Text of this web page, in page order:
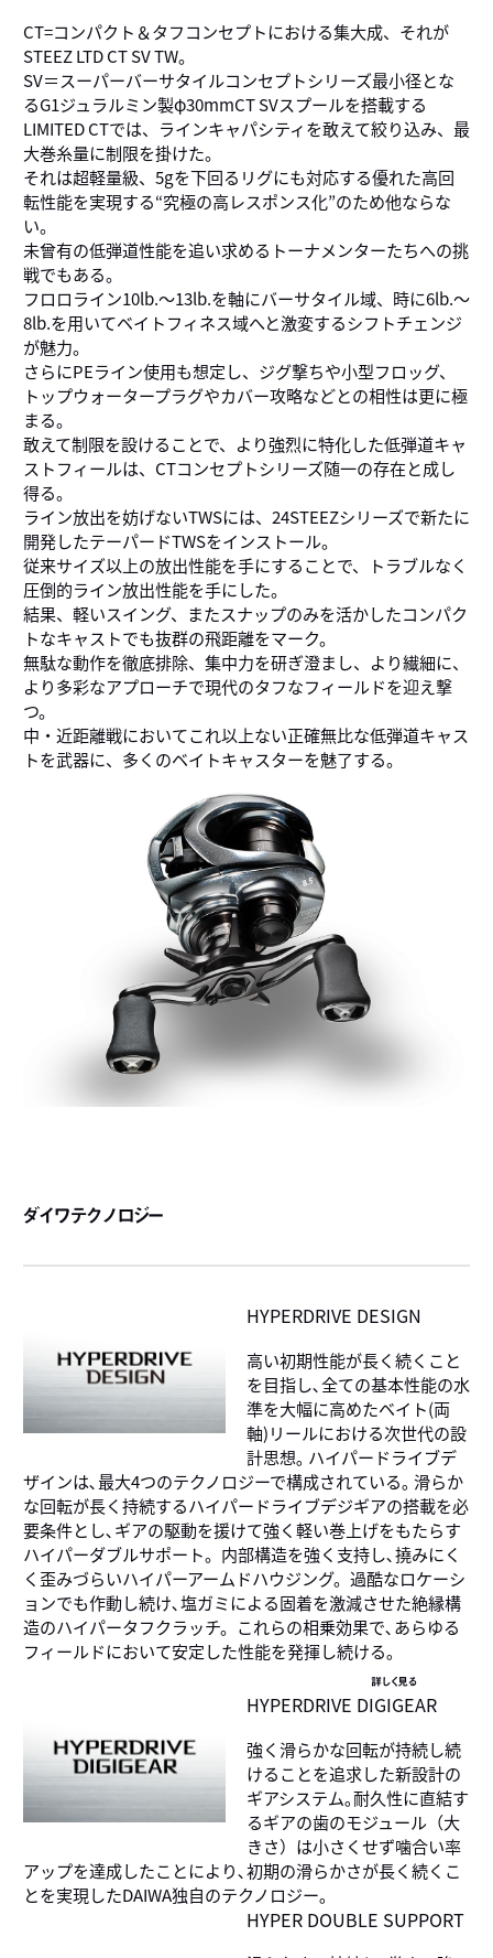
CT=コンパクト＆タフコンセプトにおける集大成、それが
STEEZ LTD CT SV TW。
SV＝スーパーバーサタイルコンセプトシリーズ最小径とな
るG1ジュラルミン製φ30mmCT SVスプールを搭載する
LIMITED CTでは、ラインキャパシティを敢えて絞り込み、最
大巻糸量に制限を掛けた。
それは超軽量級、5gを下回るリグにも対応する優れた高回
転性能を実現する“究極の高レスポンス化”のため他ならな
い。
未曾有の低弾道性能を追い求めるトーナメンターたちへの挑
戦でもある。
フロロライン10lb.～13lb.を軸にバーサタイル域、時に6lb.～
8lb.を用いてベイトフィネス域へと激変するシフトチェンジ
が魅力。
さらにPEライン使用も想定し、ジグ撃ちや小型フロッグ、
トップウォータープラグやカバー攻略などとの相性は更に極
まる。
敢えて制限を設けることで、より強烈に特化した低弾道キャ
ストフィールは、CTコンセプトシリーズ随一の存在と成し
得る。
ライン放出を妨げないTWSには、24STEEZシリーズで新たに
開発したテーパードTWSをインストール。
従来サイズ以上の放出性能を手にすることで、トラブルなく
圧倒的ライン放出性能を手にした。
結果、軽いスイング、またスナップのみを活かしたコンパク
トなキャストでも抜群の飛距離をマーク。
無駄な動作を徹底排除、集中力を研ぎ澄まし、より繊細に、
より多彩なアプローチで現代のタフなフィールドを迎え撃
つ。
中・近距離戦においてこれ以上ない正確無比な低弾道キャス
トを武器に、多くのベイトキャスターを魅了する。
ダイワテクノロジー
HYPERDRIVE DESIGN
高い初期性能が長く続くこと
を目指し､全ての基本性能の水
準を大幅に高めたベイト(両
軸)リールにおける次世代の設
計思想｡ ハイパードライブデ
ザインは､最大4つのテクノロジーで構成されている｡ 滑らか
な回転が長く持続するハイパードライブデジギアの搭載を必
要条件とし､ギアの駆動を援けて強く軽い巻上げをもたらす
ハイパーダブルサポート。内部構造を強く支持し､撓みにく
く歪みづらいハイパーアームドハウジング。過酷なロケーシ
ョンでも作動し続け､塩ガミによる固着を激減させた絶縁構
造のハイパータフクラッチ。これらの相乗効果で､あらゆる
フィールドにおいて安定した性能を発揮し続ける｡
詳しく見る
HYPERDRIVE DIGIGEAR
強く滑らかな回転が持続し続
けることを追求した新設計の
ギアシステム｡耐久性に直結す
るギアの歯のモジュール（大
きさ）は小さくせず噛合い率
アップを達成したことにより､初期の滑らかさが長く続くこ
とを実現したDAIWA独自のテクノロジー｡
HYPER DOUBLE SUPPORT